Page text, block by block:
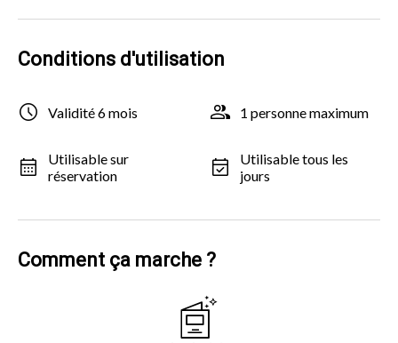
Conditions d'utilisation
Validité 6 mois 1 personne maximum
Utilisable sur
réservation
Utilisable tous les
jours
Comment ça marche ?